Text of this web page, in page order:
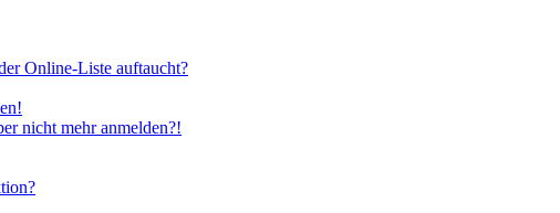
Online-Liste auftaucht?
nicht mehr anmelden?!